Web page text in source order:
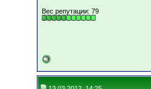
Вес репутации: 79